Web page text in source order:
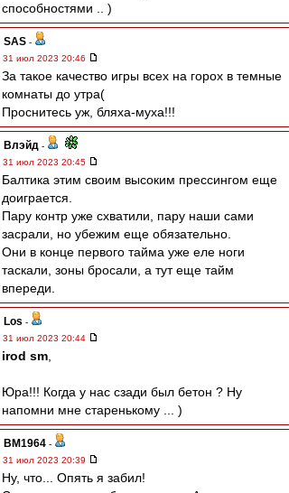
способностями .. )
SAS -
31 июл 2023 20:46
За такое качество игры всех на горох в темные
комнаты до утра(
Проснитесь уж, бляха-муха!!!
Влэйд -
31 июл 2023 20:45
Балтика этим своим высоким прессингом еще
доиграется.
Пару контр уже схватили, пару наши сами
засрали, но убежим еще обязательно.
Они в конце первого тайма уже еле ноги
таскали, зоны бросали, а тут еще тайм
впереди.
Los -
31 июл 2023 20:44
irod sm
Юра!!! Когда у нас сзади был бетон ? Ну
напомни мне старенькому ... )
BM1964 -
31 июл 2023 20:39
Ну, что... Опять я забил!